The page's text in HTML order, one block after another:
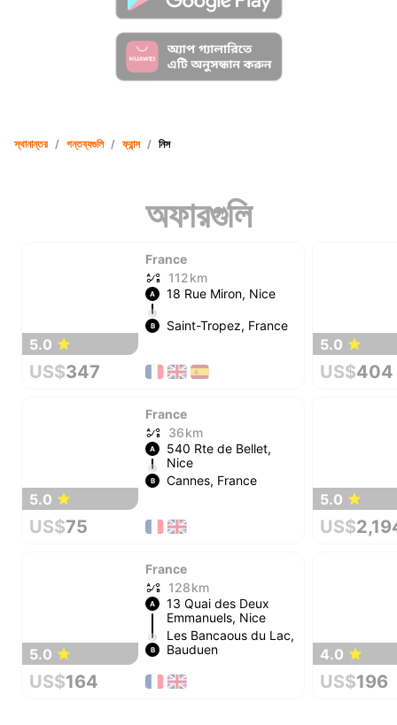
স্থানান্তর / গন্তব্যগুলি / ফ্রান্স / নিস
অফারগুলি
5.0
France
112 km
A 18 Rue Miron, Nice
B Saint-Tropez, France
US$347
5.0
France
36 km
A
540 Rte de Bellet,
Nice
B Cannes, France
US$75
5.0
France
128 km
A
13 Quai des Deux
Emmanuels, Nice
B
Les Bancaous du Lac,
Bauduen
US$164
5.0
US$404
5.0
US$
4.0
US$196